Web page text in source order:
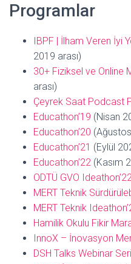
Programlar
IBPF | İlham Veren İyi
2019 arası)
30+ Fiziksel ve Online
arası)
Çeyrek Saat Podcast
Educathon’19 (Nisan
Educathon’20
Educathon’21 (Eylül
Educathon’22 (Kasım
ODTÜ GVO
MERT Teknik
MERT Teknik
Hamilik Okulu Fikir
InnoX – İnovasyon
DSH Talks Webinar